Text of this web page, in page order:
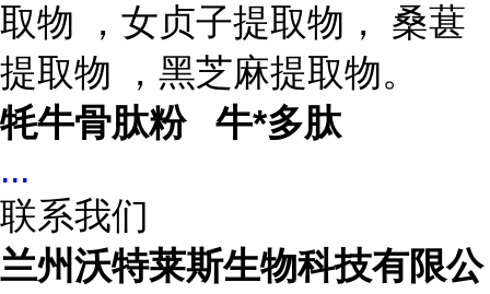
取物 ，女贞子提取物， 桑葚
提取物 ，黑芝麻提取物。
牦牛骨肽粉 牛*多肽
...
联系我们
兰州沃特莱斯生物科技有限公